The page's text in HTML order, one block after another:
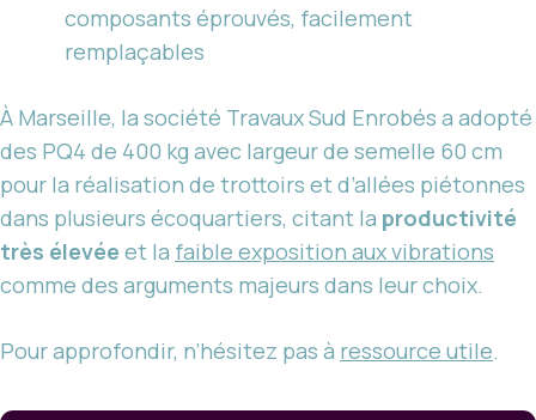
composants éprouvés, facilement
remplaçables
À Marseille, la société Travaux Sud Enrobés a adopté
des PQ4 de 400 kg avec largeur de semelle 60 cm
pour la réalisation de trottoirs et d’allées piétonnes
dans plusieurs écoquartiers, citant la productivité
très élevée et la faible exposition aux vibrations
comme des arguments majeurs dans leur choix.
Pour approfondir, n’hésitez pas à ressource utile.